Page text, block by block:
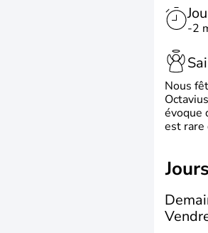
-2
Nous
évoque
est rare